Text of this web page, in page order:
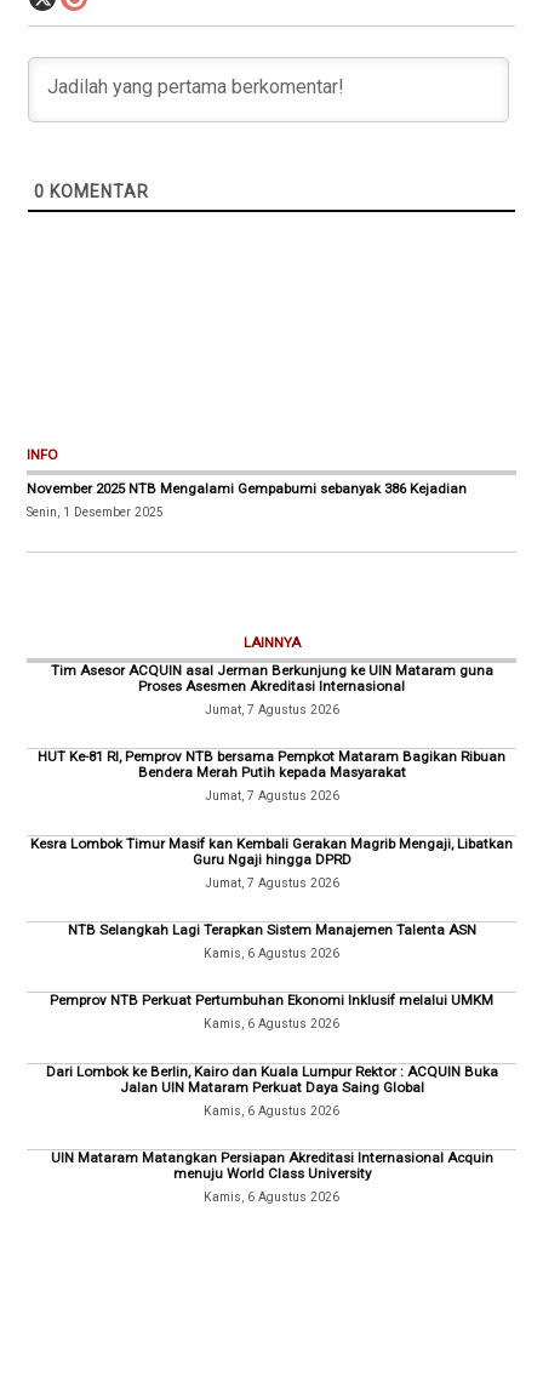
0 KOMENTAR
INFO
November 2025 NTB Mengalami Gempabumi sebanyak 386 Kejadian
Senin, 1 Desember 2025
LAINNYA
Tim Asesor ACQUIN asal Jerman Berkunjung ke UIN Mataram guna
Proses Asesmen Akreditasi Internasional
Jumat, 7 Agustus 2026
HUT Ke-81 RI, Pemprov NTB bersama Pempkot Mataram Bagikan Ribuan
Bendera Merah Putih kepada Masyarakat
Jumat, 7 Agustus 2026
Kesra Lombok Timur Masif kan Kembali Gerakan Magrib Mengaji, Libatkan
Guru Ngaji hingga DPRD
Jumat, 7 Agustus 2026
NTB Selangkah Lagi Terapkan Sistem Manajemen Talenta ASN
Kamis, 6 Agustus 2026
Pemprov NTB Perkuat Pertumbuhan Ekonomi Inklusif melalui UMKM
Kamis, 6 Agustus 2026
Dari Lombok ke Berlin, Kairo dan Kuala Lumpur Rektor : ACQUIN Buka
Jalan UIN Mataram Perkuat Daya Saing Global
Kamis, 6 Agustus 2026
UIN Mataram Matangkan Persiapan Akreditasi Internasional Acquin
menuju World Class University
Kamis, 6 Agustus 2026